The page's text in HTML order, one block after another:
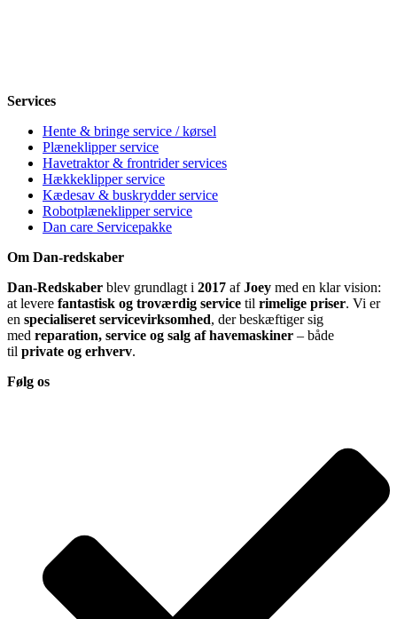
Services
Hente & bringe service / kørsel
Plæneklipper service
Havetraktor & frontrider services
Hækkeklipper service
Kædesav & buskrydder service
Robotplæneklipper service
Dan care Servicepakke
Om Dan-redskaber
Dan-Redskaber blev grundlagt i 2017 afJoey med en klar vision:
at levere fantastisk og troværdig service til rimelige priser. Vi er
en specialiseret servicevirksomhed, der beskæftiger sig
med reparation, service og salg af havemaskiner – både
til private og erhverv.
Følg os